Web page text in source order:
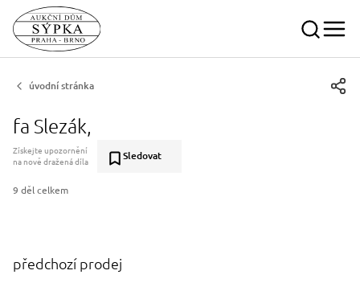
úvodní stránka
fa Slezák,
Získejte upozornění
na nově dražená díla
Sledovat
9 děl celkem
předchozí prodej